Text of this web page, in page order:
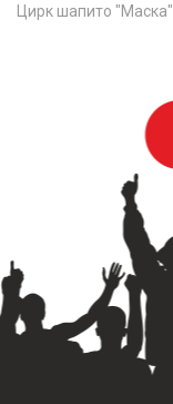
Цирк шапито "Маска"